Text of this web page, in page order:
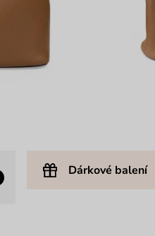
Dárkové balení